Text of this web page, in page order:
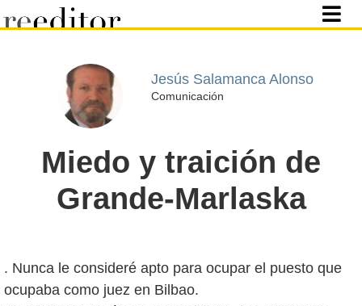
Jesús Salamanca Alonso
Comunicación
Miedo y traición de
Grande-Marlaska
. Nunca le consideré apto para ocupar el puesto que
ocupaba como juez en Bilbao.